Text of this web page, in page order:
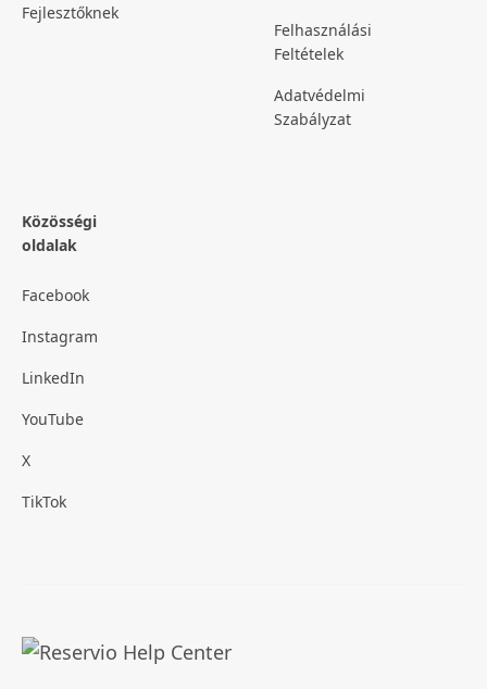
Fejlesztőknek
Felhasználási
Feltételek
Adatvédelmi
Szabályzat
Közösségi
oldalak
Facebook
Instagram
LinkedIn
YouTube
X
TikTok